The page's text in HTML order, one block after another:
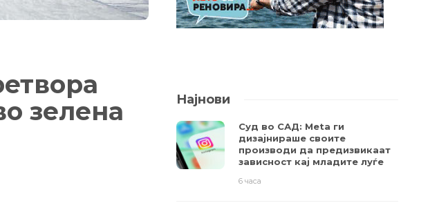
зелена
Најнови
Суд во САД: Meta ги
дизајнираше своите
производи да предизвикаат
зависност кај младите луѓе
6 часа